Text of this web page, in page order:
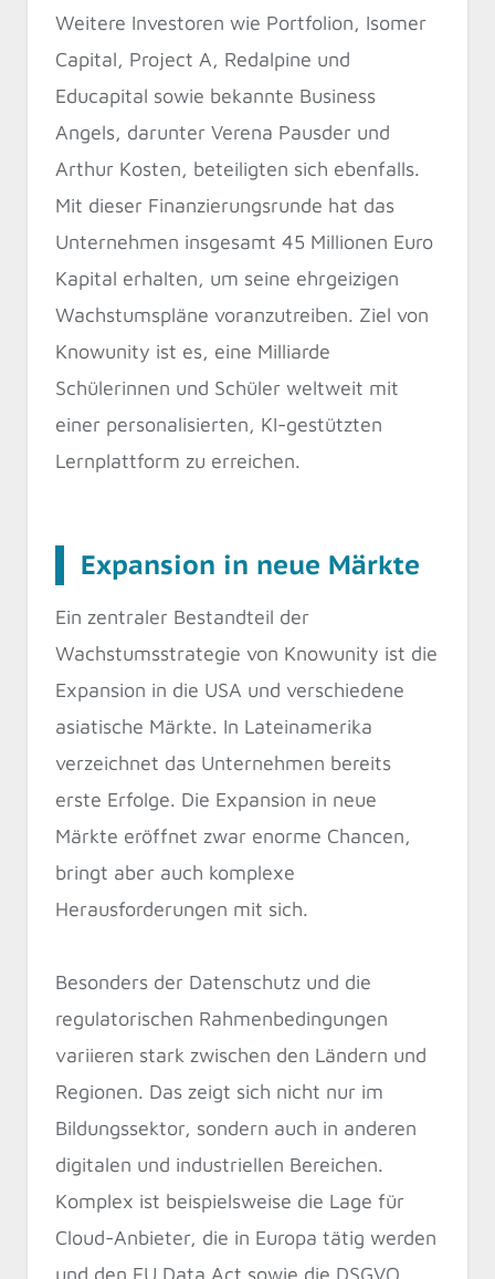
Weitere Investoren wie Portfolion, Isomer
Capital, Project A, Redalpine und
Educapital sowie bekannte Business
Angels, darunter Verena Pausder und
Arthur Kosten, beteiligten sich ebenfalls.
Mit dieser Finanzierungsrunde hat das
Unternehmen insgesamt 45 Millionen Euro
Kapital erhalten, um seine ehrgeizigen
Wachstumspläne voranzutreiben. Ziel von
Knowunity ist es, eine Milliarde
Schülerinnen und Schüler weltweit mit
einer personalisierten, KI-gestützten
Lernplattform zu erreichen.
Expansion in neue Märkte
Ein zentraler Bestandteil der
Wachstumsstrategie von Knowunity ist die
Expansion in die USA und verschiedene
asiatische Märkte. In Lateinamerika
verzeichnet das Unternehmen bereits
erste Erfolge. Die Expansion in neue
Märkte eröffnet zwar enorme Chancen,
bringt aber auch komplexe
Herausforderungen mit sich.
Besonders der Datenschutz und die
regulatorischen Rahmenbedingungen
variieren stark zwischen den Ländern und
Regionen. Das zeigt sich nicht nur im
Bildungssektor, sondern auch in anderen
digitalen und industriellen Bereichen.
Komplex ist beispielsweise die Lage für
Cloud-Anbieter, die in Europa tätig werden
und den EU Data Act sowie die DSGVO